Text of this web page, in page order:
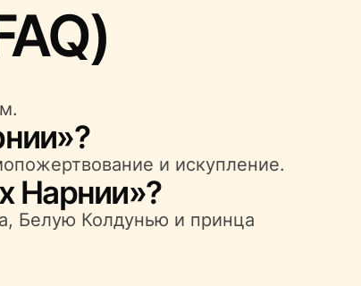
и искупление.
Нарнии»?
Белую Колдунью и принца